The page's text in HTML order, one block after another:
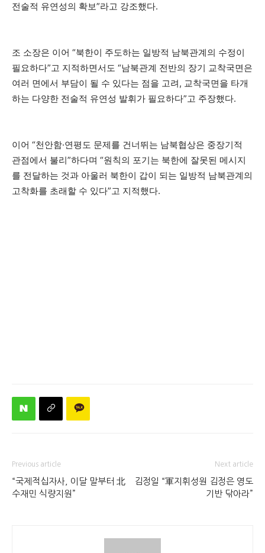
전술적 유연성의 확보”라고 강조했다.
조 소장은 이어 “북한이 주도하는 일방적 남북관계의 수정이
필요하다”고 지적하면서도 “남북관계 전반의 장기 교착국면은
여러 면에서 부담이 될 수 있다는 점을 고려, 교착국면을 타개
하는 다양한 전술적 유연성 발휘가 필요하다”고 주장했다.
이어 “천안함·연평도 문제를 건너뛰는 남북협상은 중장기적
관점에서 불리”하다며 “원칙의 포기는 북한에 잘못된 메시지
를 전달하는 것과 아울러 북한이 갑이 되는 일방적 남북관계의
고착화를 초래할 수 있다”고 지적했다.
Previous article
“국제적십자사, 이달 말부터 北
수재민 식량지원”
Next article
김정일 “軍지휘성원 김정은 영도
기반 닦아라”